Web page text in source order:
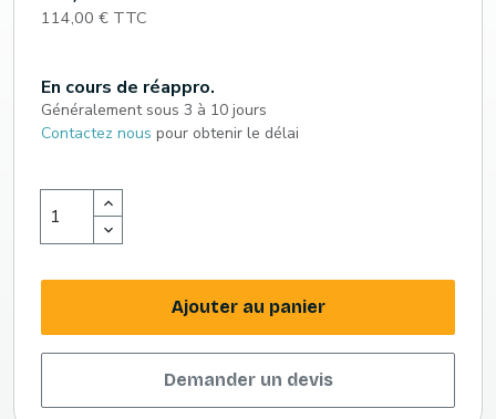
114,00 € TTC
En cours de réappro.
Généralement sous 3 à 10 jours
Contactez nous pour obtenir le délai
Ajouter au panier
Demander un devis